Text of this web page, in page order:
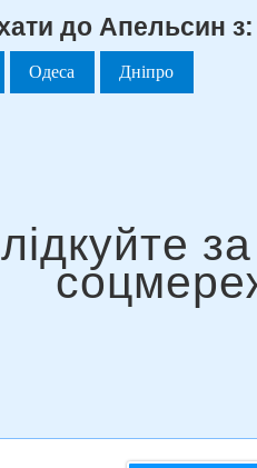
до Апельсин з:
Одеса Дніпро